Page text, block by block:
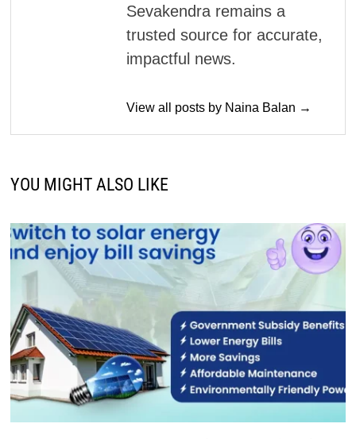
Sevakendra remains a
trusted source for accurate,
impactful news.
View all posts by Naina Balan →
YOU MIGHT ALSO LIKE